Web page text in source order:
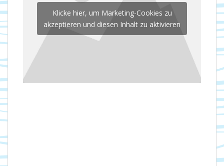
Klicke hier, um Marketing-Cookies zu
akzeptieren und diesen Inhalt zu aktivieren